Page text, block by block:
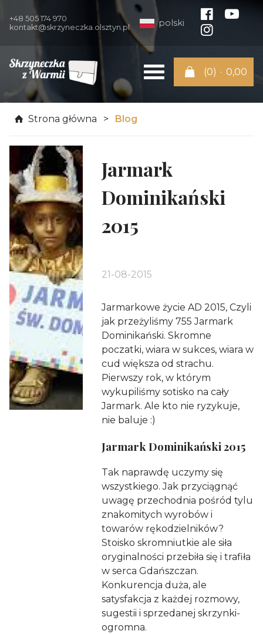
+48 505 174 970
kontakt@skrzyneczka.olsztyn.pl
polski
(0) · 0,00
Strona główna Blog
Jarmark
Dominikański
2015
21-08-2015
Jarmarkowe życie AD 2015, Czyli
jak przeżyliśmy 755 Jarmark
Dominikański. Skromne
poczatki, wiara w sukces, wiara w
cud większa od strachu.
Pierwszy rok, w którym
wykupiliśmy sotisko na cały
Jarmark. Ale kto nie ryzykuje,
nie baluje :)
Jarmark Dominikański 2015
Tak naprawdę uczymy się
wszystkiego. Jak przyciągnąć
uwagę przechodnia pośród tylu
znakomitych wyrobów i
towarów rękodzielników?
Stoisko skromniutkie ale siła
oryginalności przebiła się i trafiła
w serca Gdańszczan.
Konkurencja duża, ale
satysfakcja z każdej rozmowy,
sugestii i sprzedanej skrzynki-
ogromna.